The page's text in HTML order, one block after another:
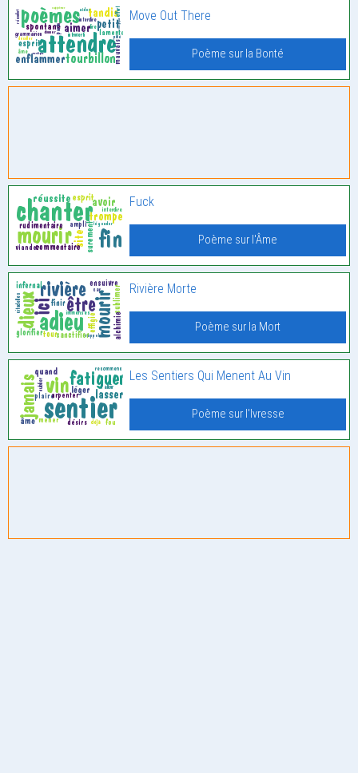
Move Out There
Poème sur la Bonté
Fuck
Poème sur l'Âme
Rivière Morte
Poème sur la Mort
Les Sentiers Qui Menent Au Vin
Poème sur l'Ivresse